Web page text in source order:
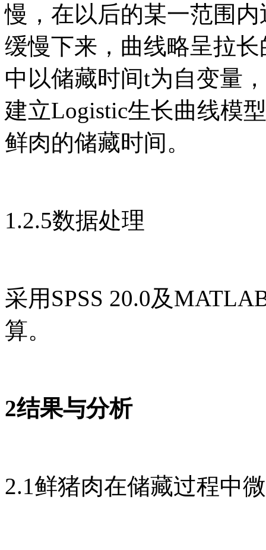
慢，在以后的某一范围
缓慢下来，曲线略呈拉长
中以储藏时间t为自变量
建立Logistic生长曲线模
鲜肉的储藏时间。
1.2.5数据处理
采用SPSS 20.0及
算。
2结果与分析
2.1鲜猪肉在储藏过程中